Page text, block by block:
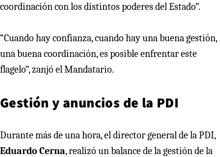
coordinación con los distintos poderes del Estado”.
“Cuando hay confianza, cuando hay una buena gestión,
una buena coordinación, es posible enfrentar este
flagelo”, zanjó el Mandatario.
Gestión y anuncios de la PDI
Durante más de una hora, el director general de la PDI,
Eduardo Cerna, realizó un balance de la gestión de la